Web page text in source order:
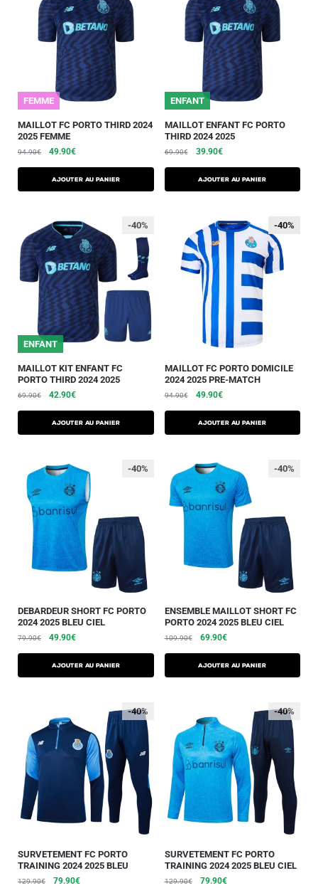
FEMME
MAILLOT FC PORTO THIRD 2024
2025 FEMME
94.90€ 49.90€
AJOUTER AU PANIER
ENFANT
MAILLOT ENFANT FC PORTO
THIRD 2024 2025
69.90€ 39.90€
AJOUTER AU PANIER
ENFANT
-40%
MAILLOT KIT ENFANT FC
PORTO THIRD 2024 2025
69.90€ 42.90€
AJOUTER AU PANIER
-40%
-40%
MAILLOT FC PORTO DOMICILE
2024 2025 PRE-MATCH
94.90€ 49.90€
AJOUTER AU PANIER
-40%
DEBARDEUR SHORT FC PORTO
2024 2025 BLEU CIEL
79.90€ 49.90€
AJOUTER AU PANIER
-40%
ENSEMBLE MAILLOT SHORT FC
PORTO 2024 2025 BLEU CIEL
109.90€ 69.90€
AJOUTER AU PANIER
-40%
SURVETEMENT FC PORTO
TRAINING 2024 2025 BLEU
129.90€ 79.90€
-40%
SURVETEMENT FC PORTO
TRAINING 2024 2025 BLEU CIEL
129.90€ 79.90€